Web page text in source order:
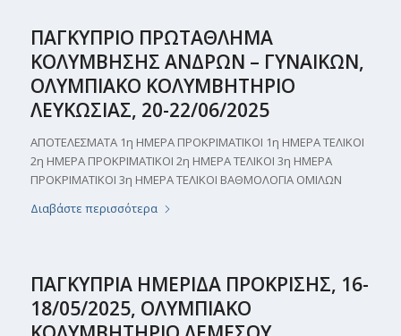
ΠΑΓΚΥΠΡΙΟ ΠΡΩΤΑΘΛΗΜΑ
ΚΟΛΥΜΒΗΣΗΣ ΑΝΔΡΩΝ – ΓΥΝΑΙΚΩΝ,
ΟΛΥΜΠΙΑΚΟ ΚΟΛΥΜΒΗΤΗΡΙΟ
ΛΕΥΚΩΣΙΑΣ, 20-22/06/2025
ΑΠΟΤΕΛΕΣΜΑΤΑ 1η ΗΜΕΡΑ ΠΡΟΚΡΙΜΑΤΙΚΟΙ 1η ΗΜΕΡΑ ΤΕΛΙΚΟΙ
2η ΗΜΕΡΑ ΠΡΟΚΡΙΜΑΤΙΚΟΙ 2η ΗΜΕΡΑ ΤΕΛΙΚΟΙ 3η ΗΜΕΡΑ
ΠΡΟΚΡΙΜΑΤΙΚΟΙ 3η ΗMΕΡΑ ΤΕΛΙΚΟΙ ΒΑΘΜΟΛΟΓΙΑ ΟΜΙΛΩΝ
Διαβάστε περισσότερα
ΠΑΓΚΥΠΡΙΑ ΗΜΕΡΙΔΑ ΠΡΟΚΡΙΣΗΣ, 16-
18/05/2025, ΟΛΥΜΠΙΑΚΟ